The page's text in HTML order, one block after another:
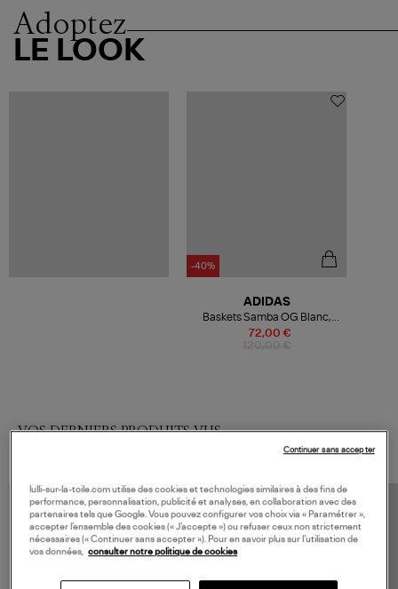
Adoptez
LE LOOK
-40%
72,00 €
ADIDAS
Baskets Samba OG Blanc,
Rouge Victory
VOS DERNIERS PRODUITS VUS
lulli-sur-la-toile.com utilise des cookies et technologies similaires à des fins de
performance, personnalisation, publicité et analyses, en collaboration avec des
partenaires tels que Google. Vous pouvez configurer vos choix via « Paramétrer »,
accepter l’ensemble des cookies (« J’accepte ») ou refuser ceux non strictement
nécessaires (« Continuer sans accepter »). Pour en savoir plus sur l’utilisation de
vos données, consulter notre politique de cookies
Continuer sans accepter